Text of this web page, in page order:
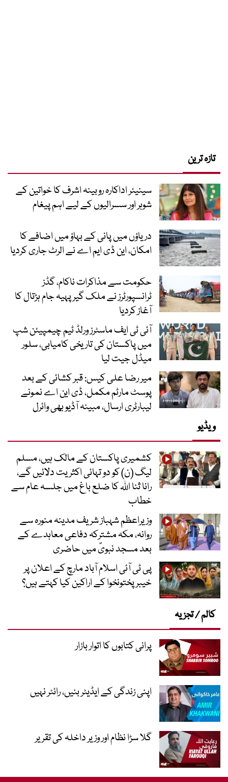
تازہ ترین
سینیئر اداکارہ روبینہ اشرف کا خواتین کے
شوہر اور سسرالیوں کے لیے اہم پیغام
دریاؤں میں پانی کے بہاؤ میں اضافے کا
امکان، این ڈی ایم اے نے الرٹ جاری کردیا
حکومت سے مذاکرات ناکام، گڈز
ٹرانسپورٹرز نے ملک گیر پہیہ جام ہڑتال کا
آغاز کردیا
آئی ٹی ایف ماسٹرز ورلڈ ٹیم چیمپیئن شپ
میں پاکستان کی تاریخی کامیابی، سلور
میڈل جیت لیا
میر رضا علی کیس: قبر کشائی کے بعد
پوسٹ مارٹم مکمل، ڈی این اے نمونے
لیبارٹری ارسال، مبینہ آڈیو بھی وائرل
ویڈیو
کشمیری پاکستان کے مالک ہیں، مسلم
لیگ (ن) کو دو تہائی اکثریت دلائیں گے،
رانا ثنا اللہ کا ضلع باغ میں جلسہ عام سے
خطاب
وزیراعظم شہباز شریف مدینہ منورہ سے
روانہ، مکہ مشترکہ دفاعی معاہدے کے
بعد مسجد نبویؐ میں حاضری
پی ٹی آئی اسلام آباد مارچ کے اعلان پر
خیبر پختونخوا کے اراکین کیا کہتے ہیں؟
کالم / تجزیہ
پرانی کتابوں کا اتوار بازار
اپنی زندگی کے ایڈیٹر بنیں، رائٹر نہیں
گلا سڑا نظام اور وزیر داخلہ کی تقریر